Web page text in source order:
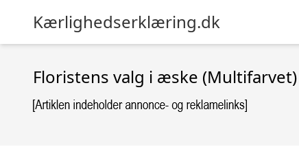
Kærlighedserklæring.dk
Floristens valg i æske (Multifarvet)